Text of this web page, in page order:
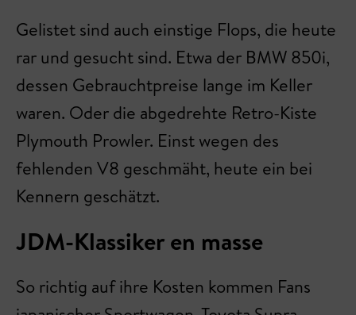
Gelistet sind auch einstige Flops, die heute
rar und gesucht sind. Etwa der BMW 850i,
dessen Gebrauchtpreise lange im Keller
waren. Oder die abgedrehte Retro-Kiste
Plymouth Prowler. Einst wegen des
fehlenden V8 geschmäht, heute ein bei
Kennern geschätzt.
JDM-Klassiker en masse
So richtig auf ihre Kosten kommen Fans